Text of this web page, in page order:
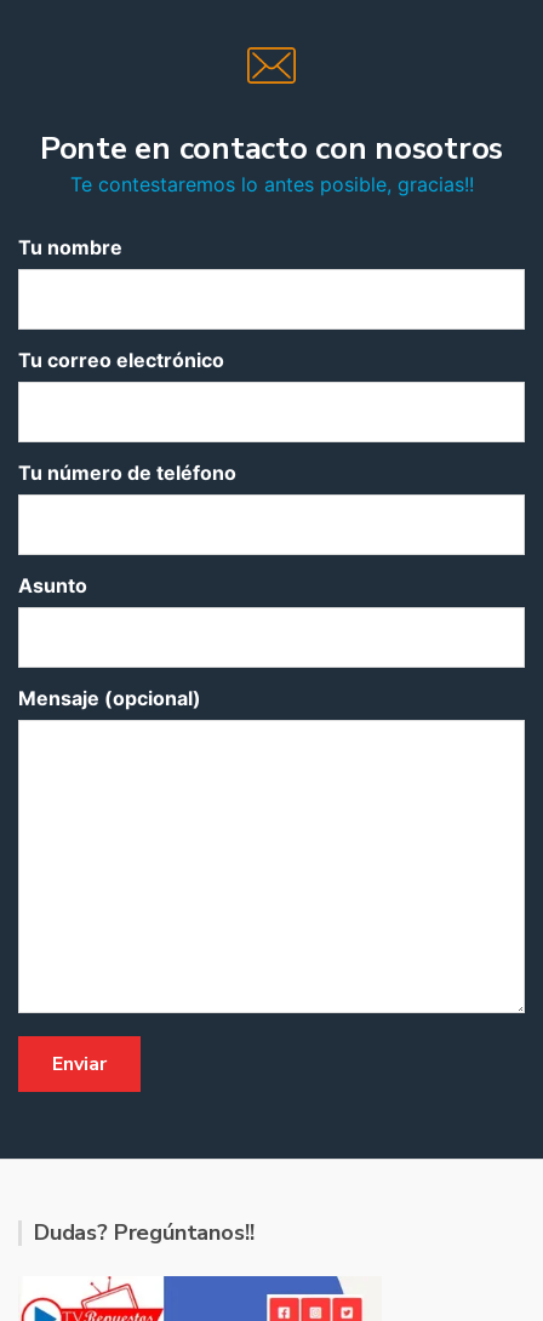
Ponte en contacto con nosotros
Te contestaremos lo antes posible, gracias!!
Tu nombre
Tu correo electrónico
Tu número de teléfono
Asunto
Mensaje (opcional)
Dudas? Pregúntanos!!